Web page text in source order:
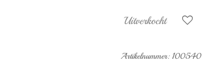
Uitverkocht
Artikelnummer: 100540